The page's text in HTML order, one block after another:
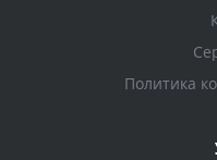
Политика